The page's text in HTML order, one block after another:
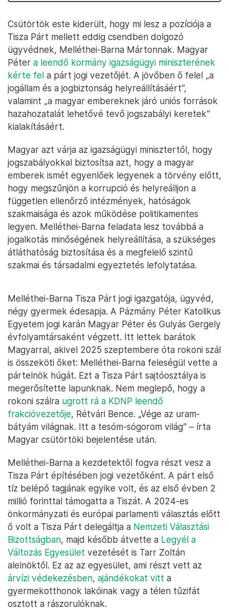
Csütörtök este kiderült, hogy mi lesz a pozíciója a
Tisza Párt mellett eddig csendben dolgozó
ügyvédnek, Melléthei-Barna Mártonnak. Magyar
Péter a leendő kormány igazságügyi miniszterének
kérte fel a párt jogi vezetőjét. A jövőben ő felel „a
jogállam és a jogbiztonság helyreállításáért”,
valamint „a magyar embereknek járó uniós források
hazahozatalát lehetővé tevő jogszabályi keretek”
kialakításáért.
Magyar azt várja az igazságügyi minisztertől, hogy
jogszabályokkal biztosítsa azt, hogy a magyar
emberek ismét egyenlőek legyenek a törvény előtt,
hogy megszűnjön a korrupció és helyreálljon a
független ellenőrző intézmények, hatóságok
szakmaisága és azok működése politikamentes
legyen. Melléthei-Barna feladata lesz továbbá a
jogalkotás minőségének helyreállítása, a szükséges
átláthatóság biztosítása és a megfelelő szintű
szakmai és társadalmi egyeztetés lefolytatása.
Melléthei-Barna Tisza Párt jogi igazgatója, ügyvéd,
négy gyermek édesapja. A Pázmány Péter Katolikus
Egyetem jogi karán Magyar Péter és Gulyás Gergely
évfolyamtársaként végzett. Itt lettek barátok
Magyarral, akivel 2025 szeptembere óta rokoni szál
is összeköti őket: Melléthei-Barna feleségül vette a
pártelnök húgát. Ezt a Tisza Párt sajtóosztálya is
megerősítette lapunknak. Nem meglepő, hogy a
rokoni szálra ugrott rá a KDNP leendő
frakcióvezetője, Rétvári Bence. „Vége az uram-
bátyám világnak. Itt a tesóm-sógorom világ” – írta
Magyar csütörtöki bejelentése után.
Melléthei-Barna a kezdetektől fogva részt vesz a
Tisza Párt építésében jogi vezetőként. A párt első
tíz belépő tagjának egyike volt, és az első évben 2
millió forinttal támogatta a Tiszát. A 2024-es
önkormányzati és európai parlamenti választás előtt
ő volt a Tisza Párt delegáltja a Nemzeti Választási
Bizottságban, majd később átvette a Legyél a
Változás Egyesület vezetését is Tarr Zoltán
alelnöktől. Ez az az egyesület, ami részt vett az
árvízi védekezésben, ajándékokat vitt a
gyermekotthonok lakóinak vagy a télen tűzifát
osztott a rászorulóknak.